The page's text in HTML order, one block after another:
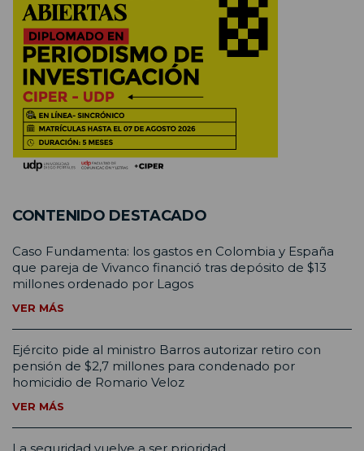
CONTENIDO DESTACADO
Caso Fundamenta: los gastos en Colombia y España
que pareja de Vivanco financió tras depósito de $13
millones ordenado por Lagos
VER MÁS
Ejército pide al ministro Barros autorizar retiro con
pensión de $2,7 millones para condenado por
homicidio de Romario Veloz
VER MÁS